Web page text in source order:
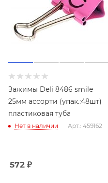
Зажимы Deli 8486 smile
25мм ассорти (упак.:48шт)
пластиковая туба
Нет в наличии Арт.: 459162
572₽